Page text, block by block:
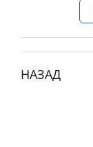
НАЗАД